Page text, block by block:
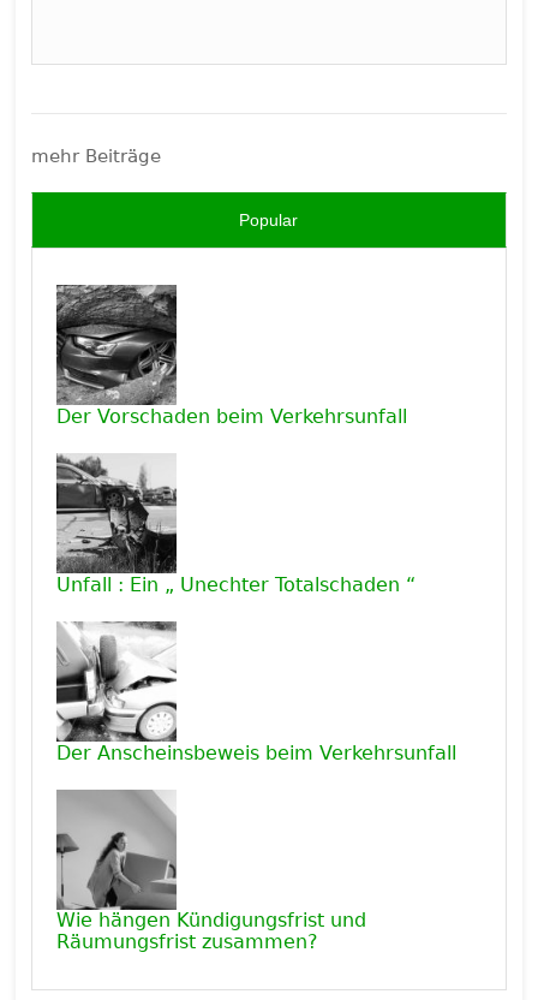
mehr Beiträge
Popular
Der Vorschaden beim Verkehrsunfall
Unfall : Ein „ Unechter Totalschaden “
Der Anscheinsbeweis beim Verkehrsunfall
Wie hängen Kündigungsfrist und
Räumungsfrist zusammen?